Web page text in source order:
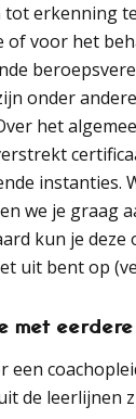
erkenning
voor het
onder andere
het
instanties.
we je graag
kun je deze
uit bent op
met
een
de leerlijnen